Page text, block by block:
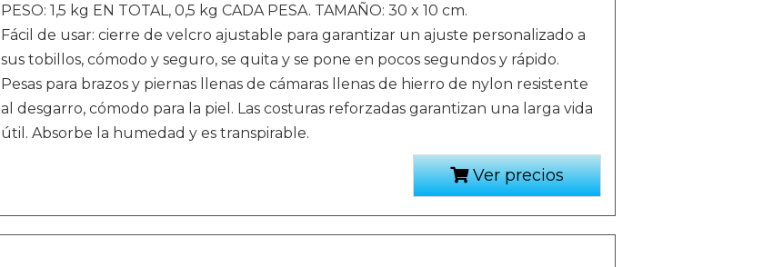
PESO: 1,5 kg EN TOTAL, 0,5 kg CADA PESA. TAMAÑO: 30 x 10 cm.
Fácil de usar: cierre de velcro ajustable para garantizar un ajuste personalizado a
sus tobillos, cómodo y seguro, se quita y se pone en pocos segundos y rápido.
Pesas para brazos y piernas llenas de cámaras llenas de hierro de nylon resistente
al desgarro, cómodo para la piel. Las costuras reforzadas garantizan una larga vida
útil. Absorbe la humedad y es transpirable.
Ver precios